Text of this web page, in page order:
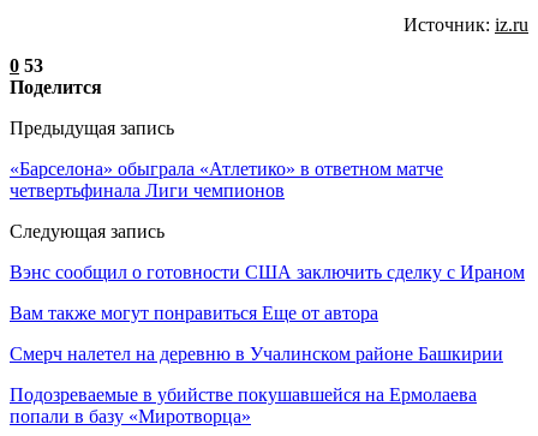
Источник: iz.ru
0 53
Поделится
Предыдущая запись
«Барселона» обыграла «Атлетико» в ответном матче
четвертьфинала Лиги чемпионов
Следующая запись
Вэнс сообщил о готовности США заключить сделку с Ираном
Вам также могут понравиться Еще от автора
Смерч налетел на деревню в Учалинском районе Башкирии
Подозреваемые в убийстве покушавшейся на Ермолаева
попали в базу «Миротворца»